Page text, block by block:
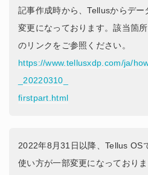
記事作成時から、Tellusからデ
変更になっております。該当箇
のリンクをご参照ください。
https://www.tellusxdp.com/ja/
_20220310_
firstpart.html
2022年8月31日以降、Tellus OS
使い方が一部変更になっており